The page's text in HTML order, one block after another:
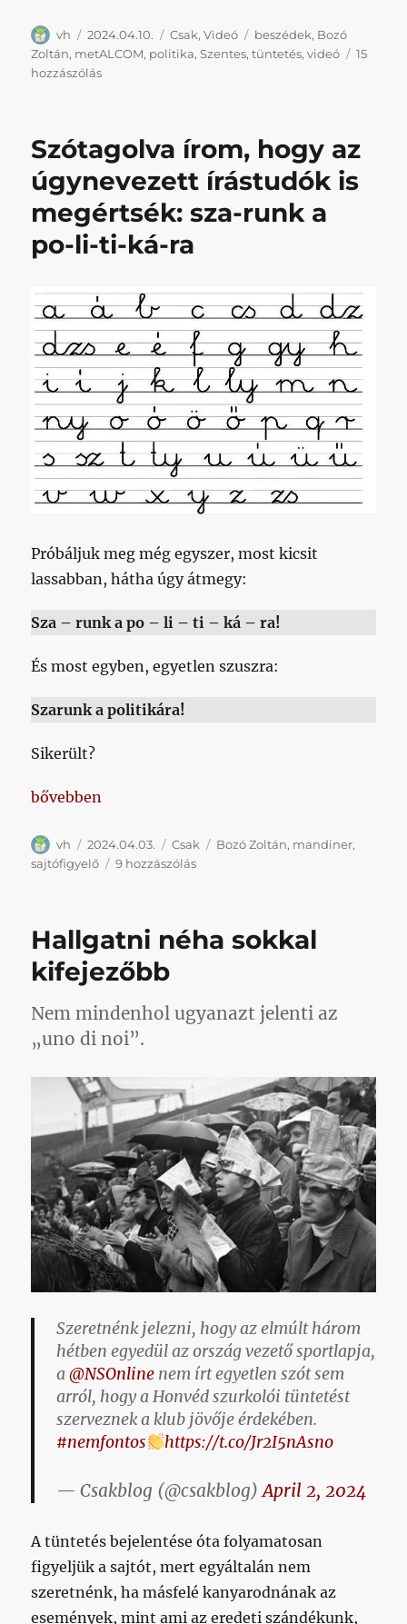
Szerző
vh Közzétéve
2024.04.10. Kategória
Csak,Videó Címke
beszédek, Bozó
Zoltán, metALCOM, politika,Szentes,tüntetés,videó
15
hozzászólásKeresd
(Mert
mi
nem
találjuk.)
című
bejegyzéshez
Szótagolva írom, hogy az
úgynevezett írástudók is
megértsék: sza-runk a
po-li-ti-ká-ra
Próbáljuk meg még egyszer, most kicsit
lassabban, hátha úgy átmegy:
Sza – runk a po – li – ti – ká – ra!
És most egyben, egyetlen szuszra:
Szarunk a politikára!
Sikerült?
„Szótagolva írom, hogy az úgynevezett
bővebben
Szerző
vh Közzétéve
2024.04.03. Kategória
Csak Címke
Bozó Zoltán, mandiner,
sajtófigyelő
9 hozzászólásSzótagolva
úgynevezett
sza-
ti-
ká-
ra
című
bejegyzéshez
Hallgatni néha sokkal
kifejezőbb
Nem mindenhol ugyanazt jelenti az
„uno di noi”.
Szeretnénk jelezni, hogy az elmúlt három
hétben egyedül az ország vezető sportlapja,
a@NSOnline nem írt egyetlen szót sem
arról, hogy a Honvéd szurkolói tüntetést
szerveznek a klub jövője érdekében.
#nemfontos
https://t.co/Jr2I5nAsno
— Csakblog (@csakblog)April 2, 2024
A tüntetés bejelentése óta folyamatosan
figyeljük a sajtót, mert egyáltalán nem
szeretnénk, ha másfelé kanyarodnának az
események, mint ami az eredeti szándékunk,